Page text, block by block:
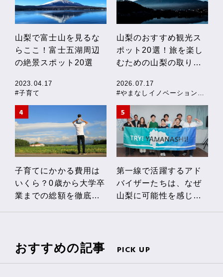
山梨で富士山を見るな
らここ！富士五湖周辺
の絶景スポット20選
山梨のおすすめ観光ス
ポット20選！旅を楽し
むための山梨の取り組
2023.04.17
#子育て
子育てにかかる費用は
いくら？0歳から大学卒
業までの総額を徹底解
2026.07.17
#やまなしイノベーションストーリー
第一線で活躍するアド
バイザーたちは、なぜ
山梨に可能性を感じる
おすすめの記事 PICK UP